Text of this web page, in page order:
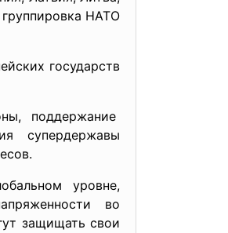
НАТО
государств
поддержание
супердержавы
уровне,
во
защищать свои